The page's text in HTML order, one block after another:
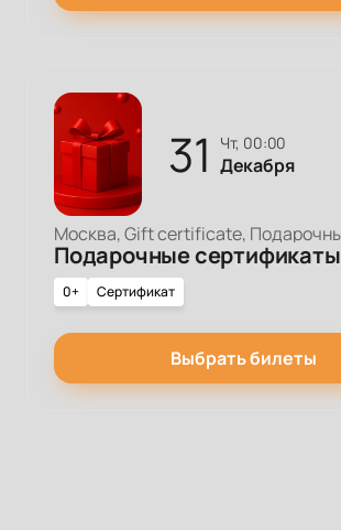
31 чт, 00:00
Декабря
Подарочные сертификаты
0+ Сертификат
Выбрать билеты